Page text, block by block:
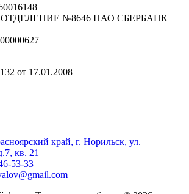
№8646 ПАО СБЕРБАНК
от 17.01.2008
край, г. Норильск, ул.
кв. 21
53-33